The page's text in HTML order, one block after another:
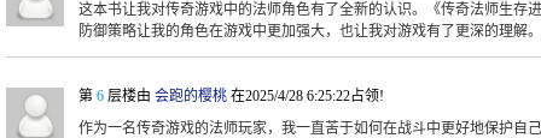
这本书让我对传奇游戏中的法师角色有了全新的认识。《传奇法师生存
防御策略让我的角色在游戏中更加强大，也让我对游戏有了更深的理解
第 6 层楼由 会跑的樱桃 在2025/4/28 6:25:22占领!
作为一名传奇游戏的法师玩家，我一直苦于如何在战斗中更好地保护自